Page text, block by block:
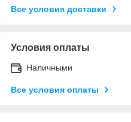
Все условия доставки
Условия оплаты
Наличными
Все условия оплаты